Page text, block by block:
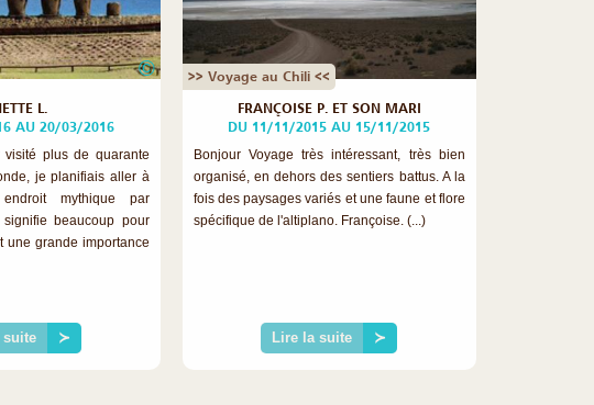
©
L.
AU 20/03/2016
visité plus de quarante
je planifiais aller à
mythique par
beaucoup pour
une grande importance
suite ≻
>> Voyage au Chili <<
FRANÇOISE P. ET SON MARI
DU 11/11/2015 AU 15/11/2015
Bonjour Voyage très intéressant, très bien
organisé, en dehors des sentiers battus. A la
fois des paysages variés et une faune et flore
spécifique de l'altiplano. Françoise. (...)
Lire la suite ≻